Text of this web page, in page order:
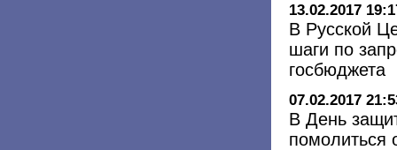
13.02.2017
В Русской
шаги по
госбюджета
07.02.2017
В День
помолиться